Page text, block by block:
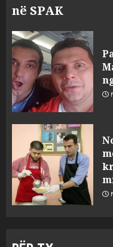
në SPAK
3